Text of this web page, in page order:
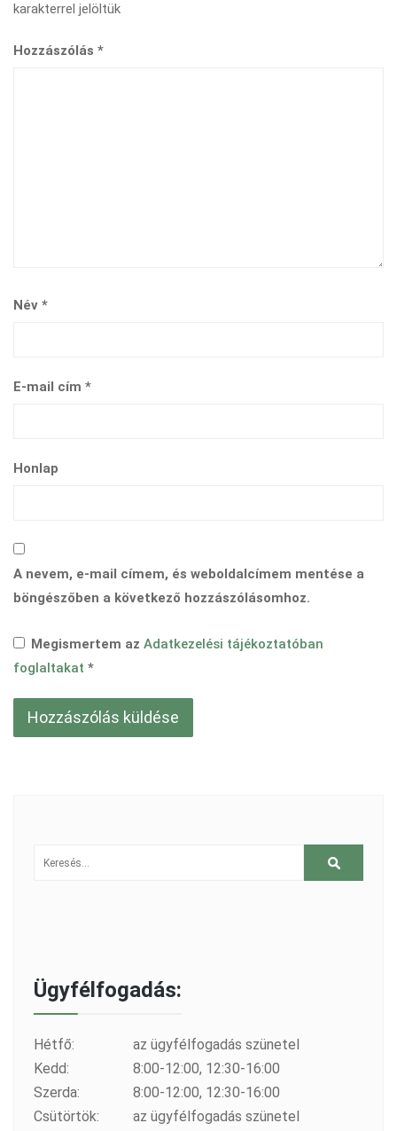
karakterrel jelöltük
Hozzászólás *
Név *
E-mail cím *
Honlap
A nevem, e-mail címem, és weboldalcímem mentése a
böngészőben a következő hozzászólásomhoz.
Megismertem az Adatkezelési tájékoztatóban
foglaltakat *
Ügyfélfogadás:
Hétfő:
az ügyfélfogadás szünetel
Kedd:
8:00-12:00, 12:30-16:00
Szerda:
8:00-12:00, 12:30-16:00
Csütörtök:
az ügyfélfogadás szünetel